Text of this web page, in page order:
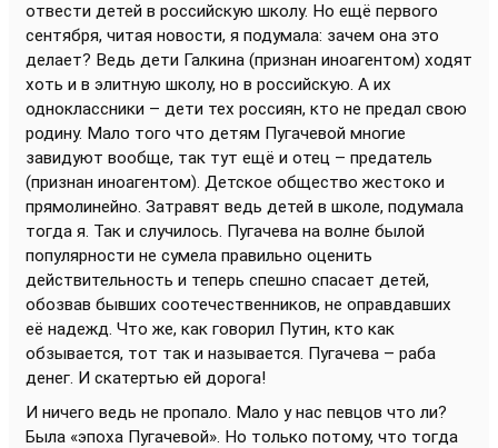
отвести детей в российскую школу. Но ещё первого
сентября, читая новости, я подумала: зачем она это
делает? Ведь дети Галкина (признан иноагентом) ходят
хоть и в элитную школу, но в российскую. А их
одноклассники – дети тех россиян, кто не предал свою
родину. Мало того что детям Пугачевой многие
завидуют вообще, так тут ещё и отец – предатель
(признан иноагентом). Детское общество жестоко и
прямолинейно. Затравят ведь детей в школе, подумала
тогда я. Так и случилось. Пугачева на волне былой
популярности не сумела правильно оценить
действительность и теперь спешно спасает детей,
обозвав бывших соотечественников, не оправдавших
её надежд. Что же, как говорил Путин, кто как
обзывается, тот так и называется. Пугачева – раба
денег. И скатертью ей дорога!
И ничего ведь не пропало. Мало у нас певцов что ли?
Была «эпоха Пугачевой». Но только потому, что тогда